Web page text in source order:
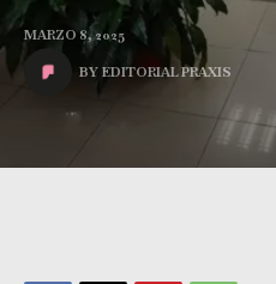
MARZO 8, 2025
BY EDITORIAL PRAXIS